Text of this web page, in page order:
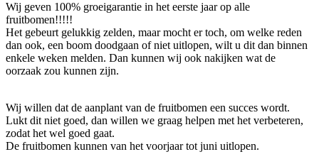
Wij geven 100% groeigarantie in het eerste jaar op alle
fruitbomen!!!!!
Het gebeurt gelukkig zelden, maar mocht er toch, om welke reden
dan ook, een boom doodgaan of niet uitlopen, wilt u dit dan binnen
enkele weken melden. Dan kunnen wij ook nakijken wat de
oorzaak zou kunnen zijn.
Wij willen dat de aanplant van de fruitbomen een succes wordt.
Lukt dit niet goed, dan willen we graag helpen met het verbeteren,
zodat het wel goed gaat.
De fruitbomen kunnen van het voorjaar tot juni uitlopen.